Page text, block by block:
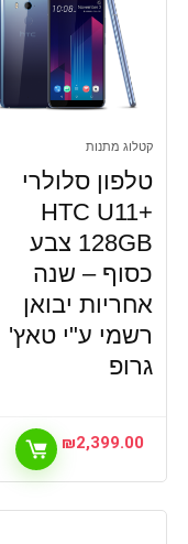
קטלוג מתנות
טלפון סלולרי
HTC U11+
128GB צבע
כסוף – שנה
אחריות יבואן
רשמי ע"י טאץ'
גרופ
₪2,399.00